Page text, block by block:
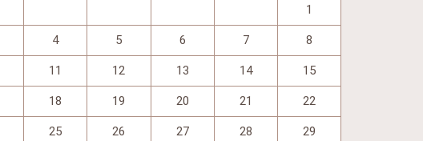
1
4 5 6 7 8
11 12 13 14 15
18 19 20 21 22
25 26 27 28 29